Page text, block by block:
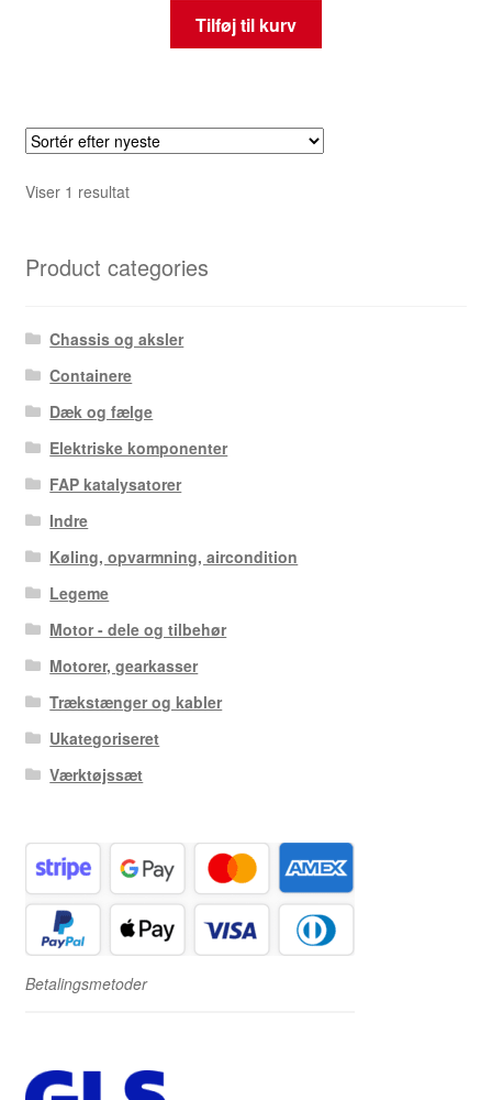
Tilføj til kurv
Viser 1 resultat
Product categories
Chassis og aksler
Containere
Dæk og fælge
Elektriske komponenter
FAP katalysatorer
Indre
Køling, opvarmning, aircondition
Legeme
Motor - dele og tilbehør
Motorer, gearkasser
Trækstænger og kabler
Ukategoriseret
Værktøjssæt
Betalingsmetoder